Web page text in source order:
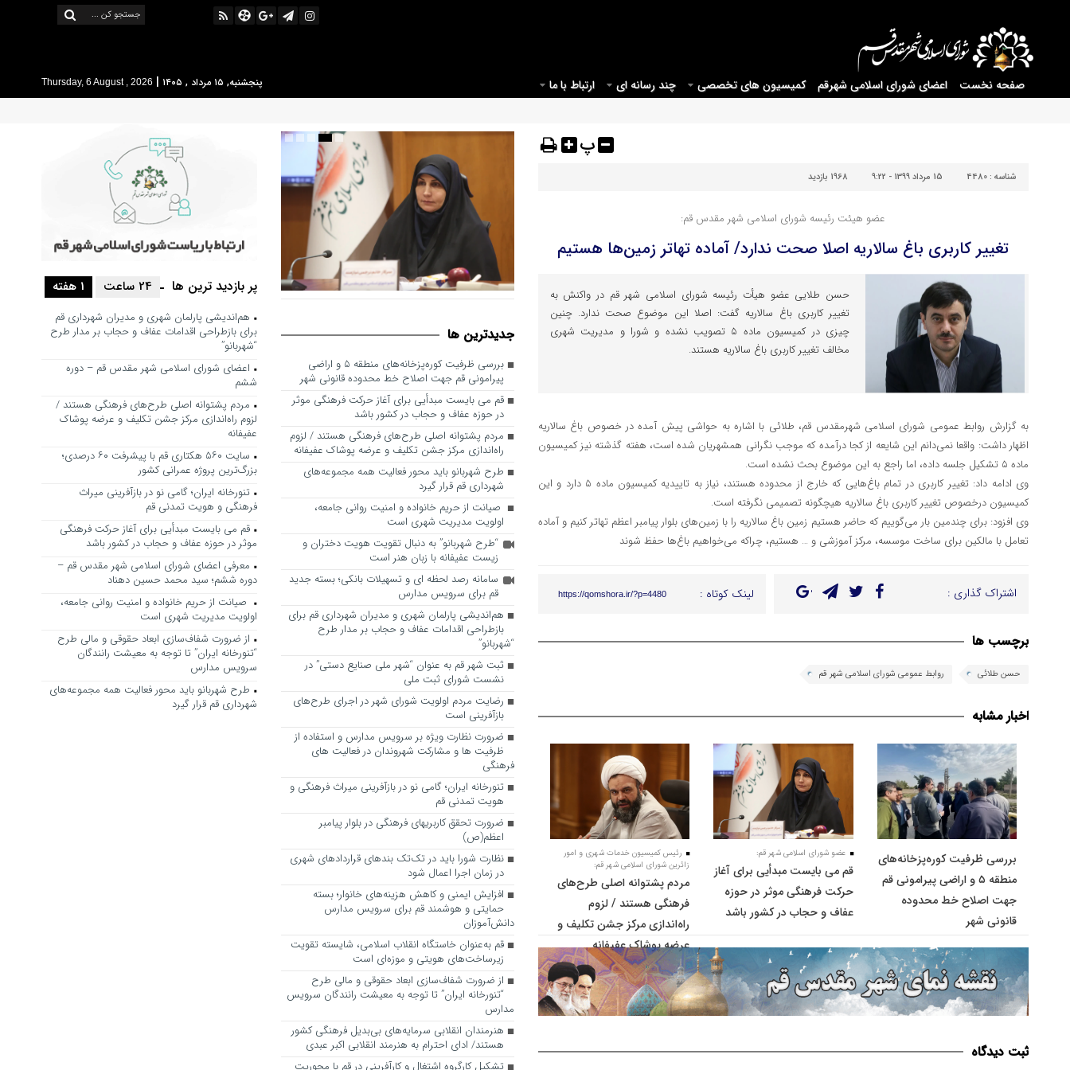
صفحه نخست اعضای شورای اسلامی شهرقم کمیسیون های تخصصی چند رسانه ای ارتباط با ما پنجشنبه, ۱۵ مرداد , ۱۴۰۵ |
Thursday, 6 August , 2026
پ
شناسه : 4480 15 مرداد 1399 - 9:22 1968 بازدید
عضو هیئت رئیسه شورای اسلامی شهر مقدس قم:
تغییر کاربری باغ سالاریه اصلا صحت ندارد/ آماده تهاتر زمین‌ها هستیم
حسن طلایی عضو هیأت رئیسه شورای اسلامی شهر قم در واکنش به
تغییر کاربری باغ سالاریه گفت: اصلا این موضوع صحت ندارد. چنین
چیزی در کمیسیون ماده ۵ تصویب نشده و شورا و مدیریت شهری
مخالف تغییر کاربری باغ سالاریه هستند.
به گزارش روابط عمومی شورای اسلامی شهرمقدس قم، طلائی با اشاره به حواشی پیش آمده در خصوص باغ سالاریه
اظهار داشت: واقعا نمی‌دانم این شایعه از کجا درآمده که موجب نگرانی همشهریان شده است، هفته گذشته نیز کمیسیون
ماده ۵ تشکیل جلسه داده، اما راجع به این موضوع بحث نشده است.
وی ادامه داد: تغییر کاربری در تمام باغ‌هایی که خارج از محدوده هستند، نیاز به تاییدیه کمیسیون ماده ۵ دارد و این
کمیسیون درخصوص تغییر کاربری باغ سالاریه هیچگونه تصمیمی نگرفته است.
وی افزود: برای چندمین بار می‌گوییم که حاضر هستیم زمین باغ سالاریه را با زمین‌های بلوار پیامبر اعظم تهاتر کنیم و آماده
تعامل با مالکین برای ساخت موسسه، مرکز آموزشی و … هستیم، چراکه می‌خواهیم باغ‌ها حفظ شوند
اشتراک گذاری : لینک کوتاه : https://qomshora.ir/?p=4480
برچسب ها
حسن طلائی روابط عمومی شورای اسلامی شهر قم
اخبار مشابه
بررسی ظرفیت کوره‌پزخانه‌های
منطقه ۵ و اراضی پیرامونی قم
جهت اصلاح خط محدوده
قانونی شهر
عضو شورای اسلامی شهر قم:
قم می بایست مبدأیی برای آغاز
حرکت فرهنگی موثر در حوزه
عفاف و حجاب در کشور باشد
رئیس کمیسیون خدمات شهری و امور
زائرین شورای اسلامی شهر قم:
مردم پشتوانه اصلی طرح‌های
فرهنگی هستند / لزوم
راه‌اندازی مرکز جشن تکلیف و
عرضه پوشاک عفیفانه
ثبت دیدگاه
جديدترين ها
بررسی ظرفیت کوره‌پزخانه‌های منطقه ۵ و اراضی
پیرامونی قم جهت اصلاح خط محدوده قانونی شهر
قم می بایست مبدأیی برای آغاز حرکت فرهنگی موثر
در حوزه عفاف و حجاب در کشور باشد
مردم پشتوانه اصلی طرح‌های فرهنگی هستند / لزوم
راه‌اندازی مرکز جشن تکلیف و عرضه پوشاک عفیفانه
طرح شهربانو باید محور فعالیت همه مجموعه‌های
شهرداری قم قرار گیرد
صیانت از حریم خانواده و امنیت روانی جامعه،
اولویت مدیریت شهری است
“طرح شهربانو” به دنبال تقویت هویت دختران و
زیست عفیفانه با زبان هنر است
سامانه رصد لحظه ای و تسهیلات بانکی؛ بسته جدید
قم برای سرویس مدارس
هم‌اندیشی پارلمان شهری و مدیران شهرداری قم برای
بازطراحی اقدامات عفاف و حجاب بر مدار طرح
“شهربانو”
ثبت شهر قم به عنوان “شهر ملی صنایع دستی” در
نشست شورای ثبت ملی
رضایت مردم اولویت شورای شهر در اجرای طرح‌های
بازآفرینی است
ضرورت نظارت ویژه بر سرویس مدارس و استفاده از
ظرفیت ها و مشارکت شهروندان در فعالیت های
فرهنگی
تنورخانه ایران؛ گامی نو در بازآفرینی میراث فرهنگی و
هویت تمدنی قم
ضرورت تحقق کاربری­های فرهنگی در بلوار پیامبر
اعظم(ص)
نظارت شورا باید در تک‌تک بندهای قراردادهای شهری
در زمان اجرا اعمال شود
افزایش ایمنی و کاهش هزینه‌های خانوار؛ بسته
حمایتی و هوشمند قم برای سرویس مدارس
دانش‌آموزان
قم به‌عنوان خاستگاه انقلاب اسلامی، شایسته تقویت
زیرساخت‌های هویتی و موزه‌ای است
از ضرورت شفاف‌سازی ابعاد حقوقی و مالی طرح
“تنورخانه ایران” تا توجه به معیشت رانندگان سرویس
مدارس
هنرمندان انقلابی سرمایه‌های بی‌بدیل فرهنگی کشور
هستند/ ادای احترام به هنرمند انقلابی اکبر عبدی
تشکیل کارگروه اشتغال و کارآفرینی در قم با محوریت
پر بازدید ترین ها 1 هفته 24 ساعت
هم‌اندیشی پارلمان شهری و مدیران شهرداری قم
برای بازطراحی اقدامات عفاف و حجاب بر مدار طرح
“شهربانو”
اعضای شورای اسلامی شهر مقدس قم – دوره
ششم
مردم پشتوانه اصلی طرح‌های فرهنگی هستند /
لزوم راه‌اندازی مرکز جشن تکلیف و عرضه پوشاک
عفیفانه
سایت ۵۶۰ هکتاری قم با پیشرفت ۶۰ درصدی؛
بزرگ‌ترین پروژه عمرانی کشور
تنورخانه ایران؛ گامی نو در بازآفرینی میراث
فرهنگی و هویت تمدنی قم
قم می بایست مبدأیی برای آغاز حرکت فرهنگی
موثر در حوزه عفاف و حجاب در کشور باشد
معرفی اعضای شورای اسلامی شهر مقدس قم –
دوره ششم؛ سید محمد حسین دهناد
صیانت از حریم خانواده و امنیت روانی جامعه،
اولویت مدیریت شهری است
از ضرورت شفاف‌سازی ابعاد حقوقی و مالی طرح
“تنورخانه ایران” تا توجه به معیشت رانندگان
سرویس مدارس
طرح شهربانو باید محور فعالیت همه مجموعه‌های
شهرداری قم قرار گیرد